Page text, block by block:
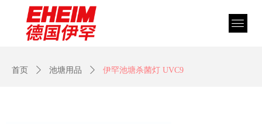
首页 ꄲ 池塘用品 ꄲ 伊罕池塘杀菌灯 UVC9